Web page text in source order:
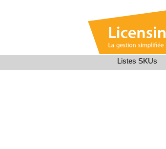
Listes SKUs